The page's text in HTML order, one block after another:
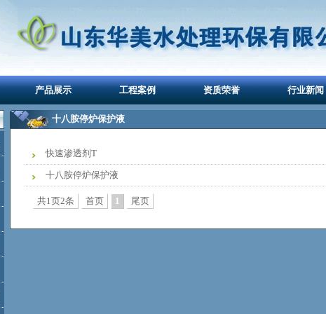
产品展示 工程案例 资质荣誉 行业新闻
十八胺停炉保护液
快速渗透剂T
十八胺停炉保护液
共1页2条 首页 1 尾页